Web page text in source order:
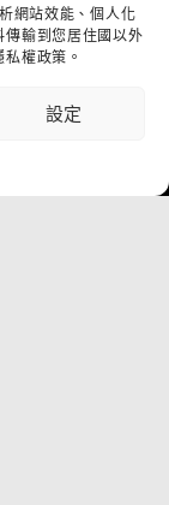
網站效能、個人化
傳輸到您居住國以外
權政策。
設定